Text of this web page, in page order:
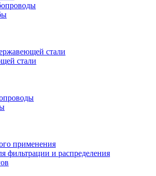
стали
стали
применения
фильтрации и распределения